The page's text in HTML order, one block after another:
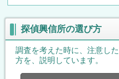
探偵興信所の選び方
調査を考えた時に、注意し
方を、説明しています。